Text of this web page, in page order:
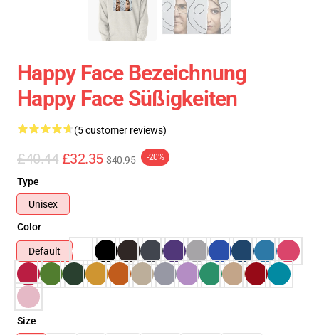
Happy Face Bezeichnung
Happy Face Süßigkeiten
(5 customer reviews)
£40.44 £32.35 $40.95 -20%
Type
Unisex
Color
Default
Size